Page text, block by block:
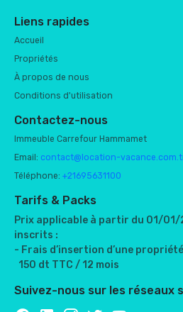
Liens rapides
Accueil
Propriétés
À propos de nous
Conditions d'utilisation
Contactez-nous
Immeuble Carrefour Hammamet
Email: contact@location-
Téléphone: +21695631100
Tarifs & Packs
Prix applicable à partir du 01/
inscrits :
- Frais d’insertion d’une
150 dt TTC / 12 mois
Suivez-nous sur les réseaux